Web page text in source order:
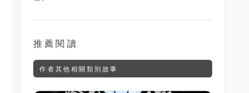
推薦閱讀
作者其他相關類別故事